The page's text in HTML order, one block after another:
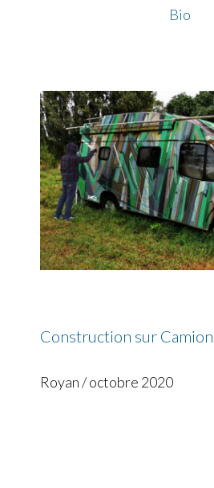
Bio
Construction sur Camion
Royan / octobre 2020